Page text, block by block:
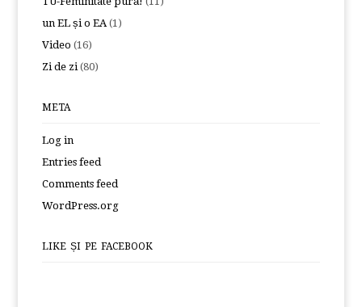
un EL și o EA(1)
Video (16)
Zi de zi(80)
META
Log in
Entries feed
Comments feed
WordPress.org
LIKE ȘI PE FACEBOOK